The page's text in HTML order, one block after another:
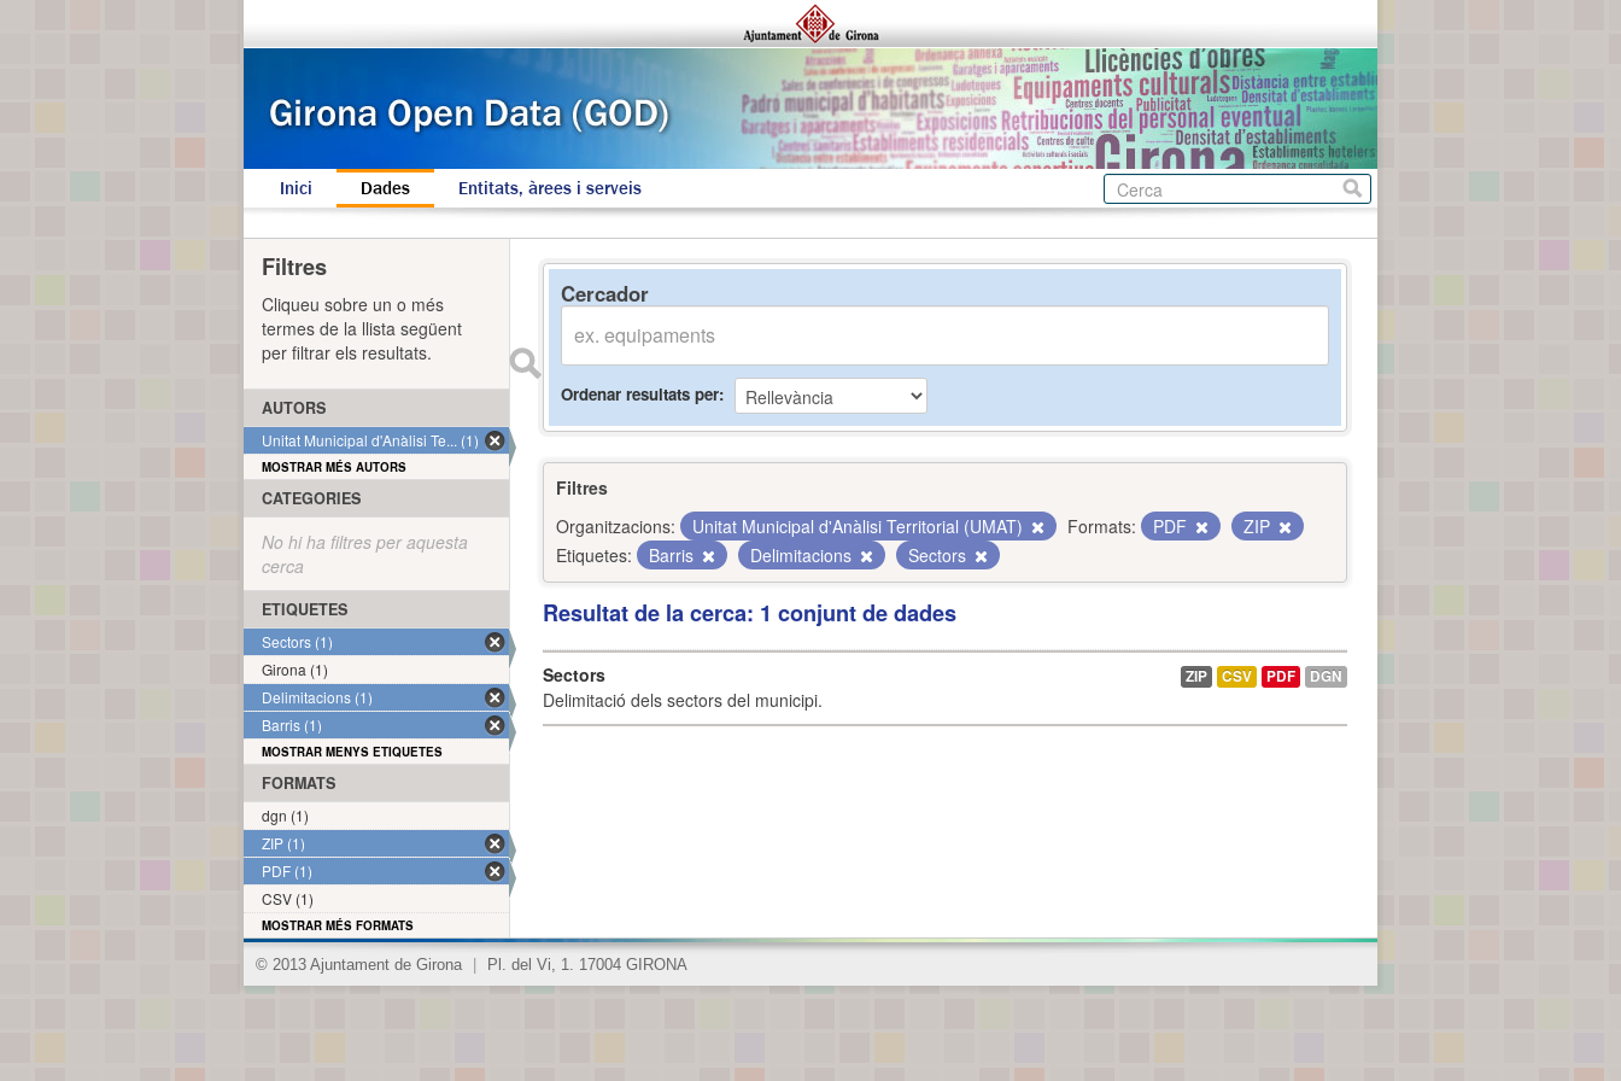
Inici Dades Entitats, àrees i serveis
Cercador
Ordenar resultats per
Filtres
Organitzacions:
Unitat Municipal d'Anàlisi Territorial (UMAT) Formats: PDF
ZIP
Etiquetes:
Barris Delimitacions Sectors
Resultat de la cerca: 1 conjunt de dades
Sectors
Delimitació dels sectors del municipi.
ZIP CSV PDF DGN
Filtres
Cliqueu sobre un o més
termes de la llista següent
per filtrar els resultats.
AUTORS
Unitat Municipal d'Anàlisi Te... (1)
MOSTRAR MÉS AUTORS
CATEGORIES
No hi ha filtres per aquesta
cerca
ETIQUETES
Sectors (1)
Girona (1)
Delimitacions (1)
Barris (1)
MOSTRAR MENYS ETIQUETES
FORMATS
dgn (1)
ZIP (1)
PDF (1)
CSV (1)
MOSTRAR MÉS FORMATS
© 2013 Ajuntament de Girona Pl. del Vi, 1. 17004 GIRONA